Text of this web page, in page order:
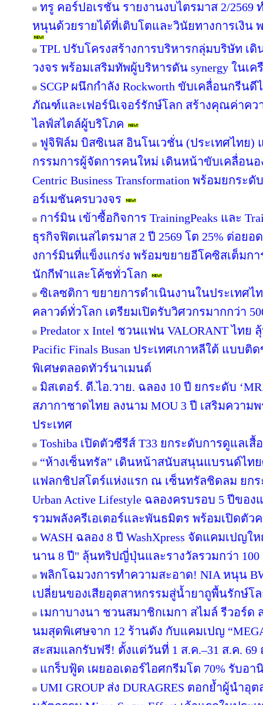
ทรู คอร์ปอเรชั่น รายงานงบไตรมาส 2/2569
หนุนด้วยรายได้ที่เติบโตและวินัยทางการเงิน
TPL ปรับโครงสร้างการบริหารกลุ่มบริษัท เ
วงจร พร้อมเสริมทัพผู้บริหารดัน synergy ในเค
SCGP ผนึกกำลัง Rockworth ขับเคลื่อนกรี
ภัณฑ์และเฟอร์นิเจอร์รักษ์โลก สร้างคุณค่าคว
ไลฟ์สไตล์ผู้บริโภค
ฟูจิฟิล์ม บิสซิเนส อินโนเวชั่น (ประเทศไทย)
กรรมการผู้จัดการคนใหม่ เดินหน้าขับเคลื่อนอ
Centric Business Transformation พร้อมยก
อร์เมชันครบวงจร
การ์มิน เข้าซื้อกิจการ TrainingPeaks และ
ธุรกิจฟิตเนสไตรมาส 2 ปี 2569 โต 25% ต่อย
งการ์มินที่แข็งแกร่ง พร้อมขยายอีโคซิสเต็มก
นักกีฬาและโค้ชทั่วโลก
ซิเลซติกา ขยายการดำเนินงานในประเทศไ
คลาวด์ทั่วโลก เตรียมเปิดรับวิศวกรมากกว่า
Predator x Intel ชวนแฟน VALORANT ไท
Pacific Finals Busan ประเทศเกาหลีใต้ แบบ
พิเศษตลอดทัวร์นาเมนต์
มิสเตอร์. ดี.ไอ.วาย. ฉลอง 10 ปี ยกระดับ
สภากาชาดไทย ลงนาม MOU 3 ปี เสริมความ
ประเทศ
Toshiba เปิดตัวซีรีส์ T33 ยกระดับการดูแลเ
“ห้างเซ็นทรัล” เดินหน้าสนับสนุนแบรนด์ไทย
แฟลกชิปสโตร์แห่งแรก ณ เซ็นทรัลชิดลม ยก
Urban Active Lifestyle ฉลองครบรอบ 5 ปีของ
รวมพลังครีเอเตอร์และพันธมิตร พร้อมเปิดตัว
WASH ฉลอง 8 ปี WashXpress จัดแคมเปญ
นาน 8 ปี" ลุ้นทริปญี่ปุ่นและรางวัลรวมกว่า 100
พลิกโฉมวงการทำความสะอาด! NIA หนุน
เปลี่ยนของเสียอุตสาหกรรมสู่น้ำยาถูพื้นรักษ์โ
เมกาบางนา ชวนสมาชิกเมกา สไมล์ รีวอร์ด
นมสุดพิเศษจาก 12 ร้านดัง กับแคมเปญ
สะสมแลกรับฟรี! ตั้งแต่วันที่ 1 ส.ค.–31 ส.ค.
แกร็บฟู้ด เผยออเดอร์ไอศกรีมโต 70% รับอา
UMI GROUP ส่ง DURAGRES ตอกย้ำผู้นำอุ